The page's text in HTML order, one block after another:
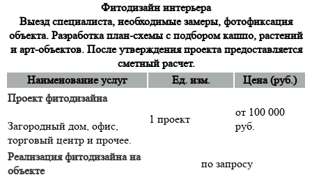
Фитодизайн интерьера
Выезд специалиста, необходимые замеры, фотофиксация
объекта. Разработка план-схемы с подбором кашпо, растений
и арт-объектов. После утверждения проекта предоставляется
сметный расчет.
Наименование услуг
Ед. изм.
Цена (руб.)
Проект фитодизайна
Загородный дом, офис,
торговый центр и прочее.
1 проект
от 100 000
руб.
Реализация фитодизайна на
объекте
по запросу